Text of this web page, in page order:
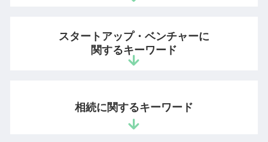
登録査定 特許
著作権 侵害 時効
特許出願 時間
不正競争防止法 営業秘密
ノウハウ 営業秘密
不正競争防止法 違反
不当解雇 会社側
長時間 労働問題
会社 顧問弁護士
懲戒解雇 要件
スタートアップ・ベンチャーに
関するキーワード
スタートアップ 弁護士 顧問
特許庁 スタートアップ 支援
相続に関するキーワード